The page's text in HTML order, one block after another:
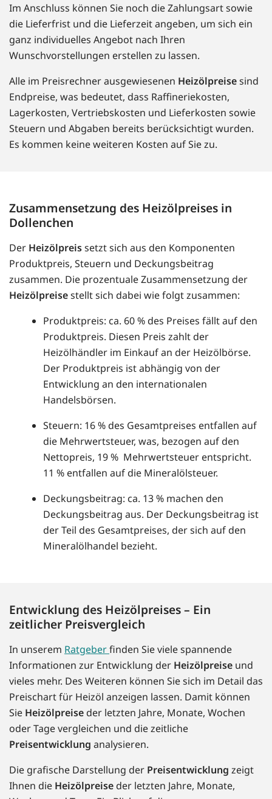
Im Anschluss können Sie noch die Zahlungsart sowie
die Lieferfrist und die Lieferzeit angeben, um sich ein
ganz individuelles Angebot nach Ihren
Wunschvorstellungen erstellen zu lassen.
Alle im Preisrechner ausgewiesenen Heizölpreisesind
Endpreise, was bedeutet, dass Raffineriekosten,
Lagerkosten, Vertriebskosten und Lieferkosten sowie
Steuern und Abgaben bereits berücksichtigt wurden.
Es kommen keine weiteren Kosten auf Sie zu.
Zusammensetzung des Heizölpreises in
Dollenchen
Der Heizölpreissetzt sich aus den Komponenten
Produktpreis, Steuern und Deckungsbeitrag
zusammen. Die prozentuale Zusammensetzung der
Heizölpreisestellt sich dabei wie folgt zusammen:
Produktpreis: ca. 60 % des Preises fällt auf den
Produktpreis. Diesen Preis zahlt der
Heizölhändler im Einkauf an der Heizölbörse.
Der Produktpreis ist abhängig von der
Entwicklung an den internationalen
Handelsbörsen.
Steuern: 16 % des Gesamtpreises entfallen auf
die Mehrwertsteuer, was, bezogen auf den
Nettopreis, 19 % Mehrwertsteuer entspricht.
11 % entfallen auf die Mineralölsteuer.
Deckungsbeitrag: ca. 13 % machen den
Deckungsbeitrag aus. Der Deckungsbeitrag ist
der Teil des Gesamtpreises, der sich auf den
Mineralölhandel bezieht.
Entwicklung des Heizölpreises – Ein
zeitlicher Preisvergleich
In unserem Ratgeberfinden Sie viele spannende
Informationen zur Entwicklung der Heizölpreise und
vieles mehr. Des Weiteren können Sie sich im Detail das
Preischart für Heizöl anzeigen lassen. Damit können
Sie Heizölpreise der letzten Jahre, Monate, Wochen
oder Tage vergleichen und die zeitliche
Preisentwicklung analysieren.
Die grafische Darstellung der Preisentwicklung zeigt
Ihnen die Heizölpreise der letzten Jahre, Monate,